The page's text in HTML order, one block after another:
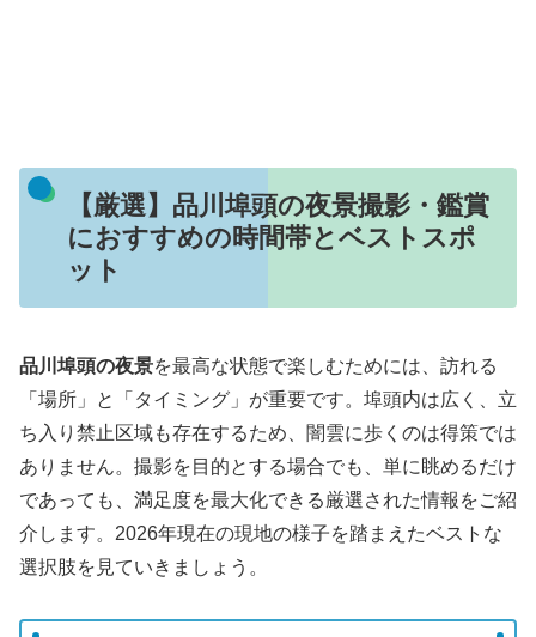
【厳選】品川埠頭の夜景撮影・鑑賞
におすすめの時間帯とベストスポ
ット
品川埠頭の夜景を最高な状態で楽しむためには、訪れる
「場所」と「タイミング」が重要です。埠頭内は広く、立
ち入り禁止区域も存在するため、闇雲に歩くのは得策では
ありません。撮影を目的とする場合でも、単に眺めるだけ
であっても、満足度を最大化できる厳選された情報をご紹
介します。2026年現在の現地の様子を踏まえたベストな
選択肢を見ていきましょう。